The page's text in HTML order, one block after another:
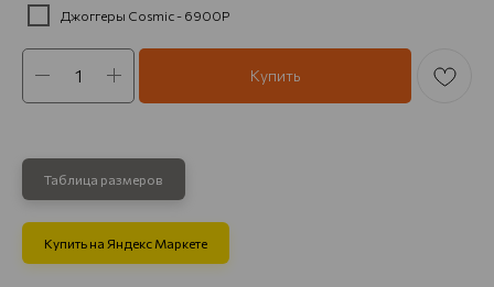
Джоггеры Cosmic - 6900Р
Купить
Таблица размеров
Купить на Яндекс Маркете